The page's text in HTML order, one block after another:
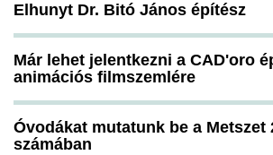
Elhunyt Dr. Bitó János építész
Már lehet jelentkezni a CAD'oro
animációs filmszemlére
Óvodákat mutatunk be a Metszet
számában